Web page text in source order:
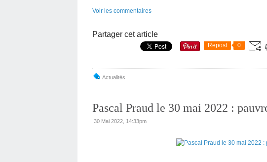
Voir les commentaires
Partager cet article
Repost 0
Actualités
Pascal Praud le 30 mai 2022 :
30 Mai 2022, 14:33pm